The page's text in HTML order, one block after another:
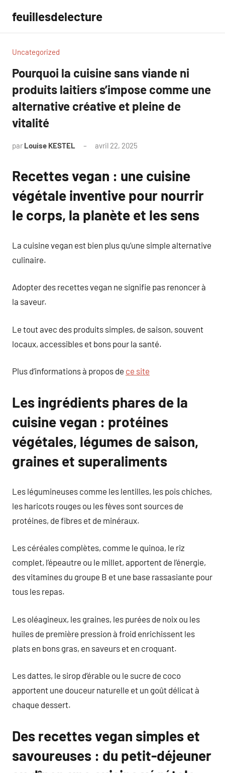
contenu
feuillesdelecture
Uncategorized
Pourquoi la cuisine sans viande ni
produits laitiers s’impose comme une
alternative créative et pleine de
vitalité
par Louise KESTEL avril 22, 2025
Recettes vegan : une cuisine
végétale inventive pour nourrir
le corps, la planète et les sens
La cuisine vegan est bien plus qu’une simple alternative
culinaire.
Adopter des recettes vegan ne signifie pas renoncer à
la saveur.
Le tout avec des produits simples, de saison, souvent
locaux, accessibles et bons pour la santé.
Plus d’informations à propos de ce site
Les ingrédients phares de la
cuisine vegan : protéines
végétales, légumes de saison,
graines et superaliments
Les légumineuses comme les lentilles, les pois chiches,
les haricots rouges ou les fèves sont sources de
protéines, de fibres et de minéraux.
Les céréales complètes, comme le quinoa, le riz
complet, l’épeautre ou le millet, apportent de l’énergie,
des vitamines du groupe B et une base rassasiante pour
tous les repas.
Les oléagineux, les graines, les purées de noix ou les
huiles de première pression à froid enrichissent les
plats en bons gras, en saveurs et en croquant.
Les dattes, le sirop d’érable ou le sucre de coco
apportent une douceur naturelle et un goût délicat à
chaque dessert.
Des recettes vegan simples et
savoureuses : du petit-déjeuner